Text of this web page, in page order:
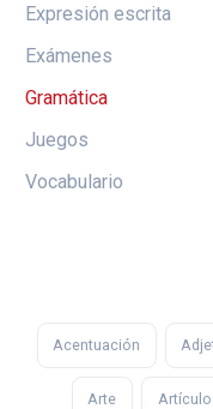
Expresión escrita
Exámenes
Gramática
Juegos
Vocabulario
Acentuación
Arte